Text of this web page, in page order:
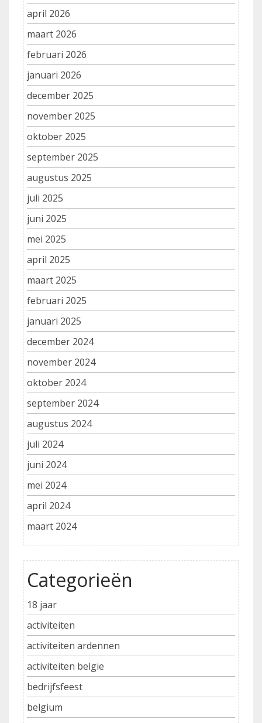
april 2026
maart 2026
februari 2026
januari 2026
december 2025
november 2025
oktober 2025
september 2025
augustus 2025
juli 2025
juni 2025
mei 2025
april 2025
maart 2025
februari 2025
januari 2025
december 2024
november 2024
oktober 2024
september 2024
augustus 2024
juli 2024
juni 2024
mei 2024
april 2024
maart 2024
Categorieën
18 jaar
activiteiten
activiteiten ardennen
activiteiten belgie
bedrijfsfeest
belgium